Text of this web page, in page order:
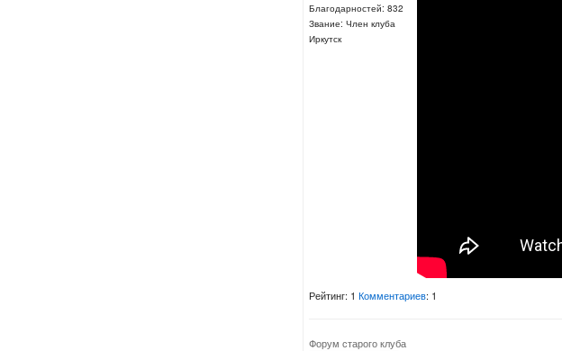
Благодарностей: 832
Звание: Член клуба
Иркутск
Рейтинг: 1 Комментариев: 1
Форум старого клуба